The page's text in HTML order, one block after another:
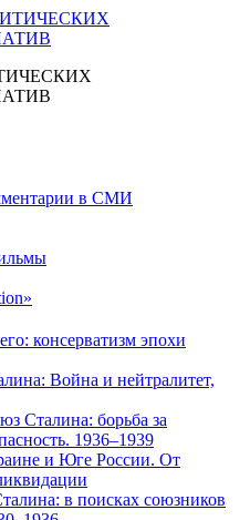
в СМИ
консерватизм эпохи
Война и нейтралитет,
Сталина: борьба за
1936–1939
и Юге России. От
в поисках союзников